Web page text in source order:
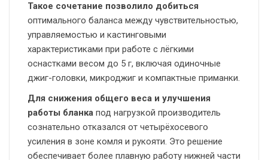
Такое сочетание позволило добиться
оптимального баланса между чувствительностью,
управляемостью и кастинговыми
характеристиками при работе с лёгкими
оснастками весом до 5 г, включая одиночные
джиг-головки, микроджиг и компактные приманки.
Для снижения общего веса и улучшения
работы бланка под нагрузкой производитель
сознательно отказался от четырёхосевого
усиления в зоне комля и рукояти. Это решение
обеспечивает более плавную работу нижней части